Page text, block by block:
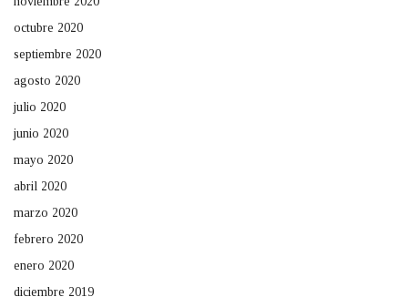
octubre 2020
septiembre 2020
agosto 2020
julio 2020
junio 2020
mayo 2020
abril 2020
marzo 2020
febrero 2020
enero 2020
diciembre 2019